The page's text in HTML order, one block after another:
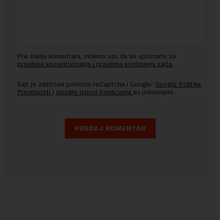
Pre slanja komentara, molimo vas da se upoznate sa
pravilima komentarisanja i pravilima korišćenja sajta.
Sajt je zaštićen pomocu reCaptcha i Google. Google Politika
Privatnosti i Google Uslovi Korišćenja su primenjeni.